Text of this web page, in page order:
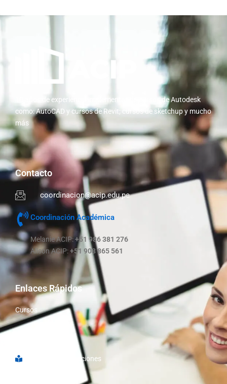
10 años de experiencia implementando cursos de Autodesk
como: AutoCAD y cursos de Revit; cursos de sketchup y mucho
más
Contacto
coordinacion@acip.edu.pe
Coordinación Académica
Melanie ACIP:+51 986 381 276
Alison ACIP:+51 908 865 561
Enlaces Rápidos
Cursos
Libro de Reclamaciones